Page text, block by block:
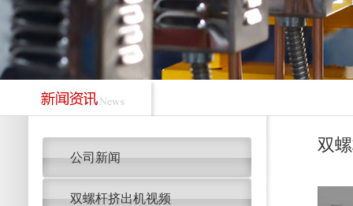
公司新闻
双螺杆挤出机视频
双